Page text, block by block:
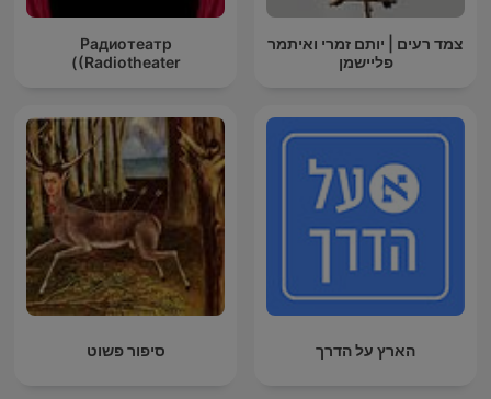
צמד רעים | יותם זמרי ואיתמר
פליישמן
Радиотеатр
(Radiotheater)
הארץ על הדרך סיפור פשוט